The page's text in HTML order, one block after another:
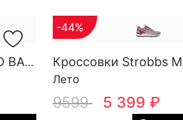
Кроссовки Strobbs MONO BASE W 7552-5
Лето
-44%
9599 5 399 ₽